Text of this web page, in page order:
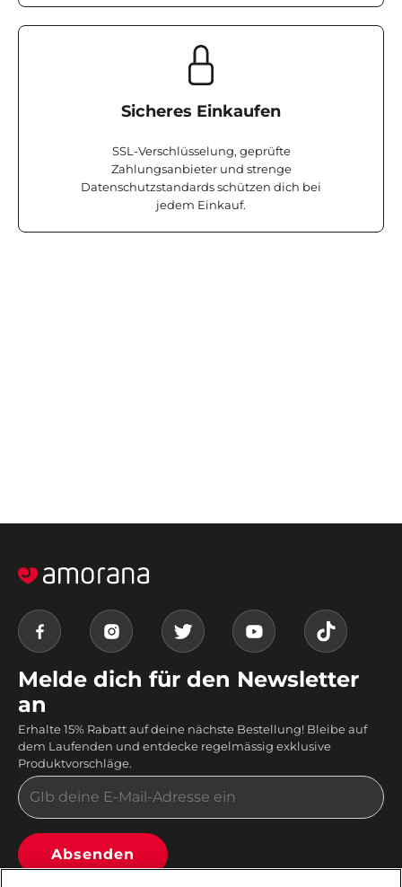
Sicheres Einkaufen
SSL-Verschlüsselung, geprüfte
Zahlungsanbieter und strenge
Datenschutzstandards schützen dich bei
jedem Einkauf.
Melde dich für den Newsletter
an
Erhalte 15% Rabatt auf deine nächste Bestellung! Bleibe auf
dem Laufenden und entdecke regelmässig exklusive
Produktvorschläge.
Absenden